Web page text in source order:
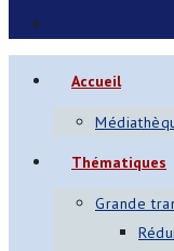
Accueil
Thématiques
Grande